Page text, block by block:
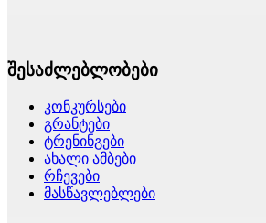
შესაძლებლობები
კონკურსები
გრანტები
ტრენინგები
ახალი ამბები
რჩევები
მასწავლებლები